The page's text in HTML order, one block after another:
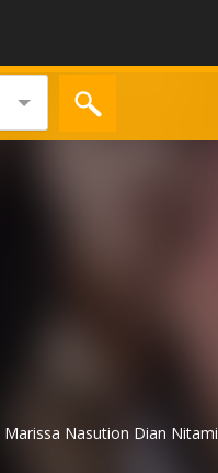
Marissa Nasution Dian Nitami